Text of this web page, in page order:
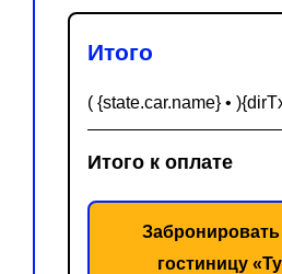
Итого
( {state.car.name} •
Итого к оплате
Забронировать
гостиницу